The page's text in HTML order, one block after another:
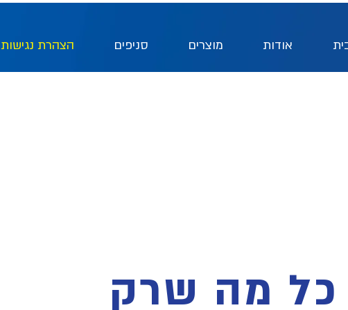
כל מה שרק
אודות מוצרים סניפים הצהרת נגישות